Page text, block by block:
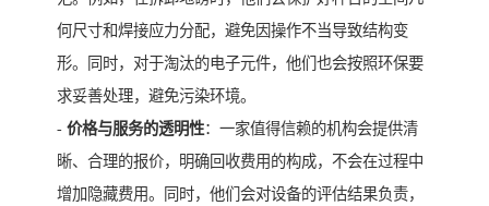
何尺寸和焊接应力分配，避免因操作不当导致结构变
形。同时，对于淘汰的电子元件，他们也会按照环保要
求妥善处理，避免污染环境。
- 价格与服务的透明性：一家值得信赖的机构会提供清
晰、合理的报价，明确回收费用的构成，不会在过程中
增加隐藏费用。同时，他们会对设备的评估结果负责，